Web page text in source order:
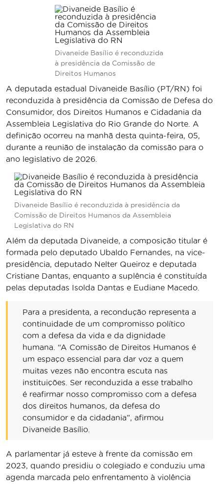
Divaneide Basílio é reconduzida
à presidência da Comissão de
Direitos Humanos
A deputada estadual Divaneide Basílio (PT/RN) foi
reconduzida à presidência da Comissão de Defesa do
Consumidor, dos Direitos Humanos e Cidadania da
Assembleia Legislativa do Rio Grande do Norte. A
definição ocorreu na manhã desta quinta-feira, 05,
durante a reunião de instalação da comissão para o
ano legislativo de 2026.
Divaneide Basílio é reconduzida à presidência da
Comissão de Direitos Humanos da Assembleia
Legislativa do RN
Além da deputada Divaneide, a composição titular é
formada pelo deputado Ubaldo Fernandes, na vice-
presidência, deputado Nelter Queiroz e deputada
Cristiane Dantas, enquanto a suplência é constituída
pelas deputadas Isolda Dantas e Eudiane Macedo.
Para a presidenta, a recondução representa a
continuidade de um compromisso político
com a defesa da vida e da dignidade
humana. “A Comissão de Direitos Humanos é
um espaço essencial para dar voz a quem
muitas vezes não encontra escuta nas
instituições. Ser reconduzida a esse trabalho
é reafirmar nosso compromisso com a defesa
dos direitos humanos, da defesa do
consumidor e da cidadania”, afirmou
Divaneide Basílio.
A parlamentar já esteve à frente da comissão em
2023, quando presidiu o colegiado e conduziu uma
agenda marcada pelo enfrentamento à violência